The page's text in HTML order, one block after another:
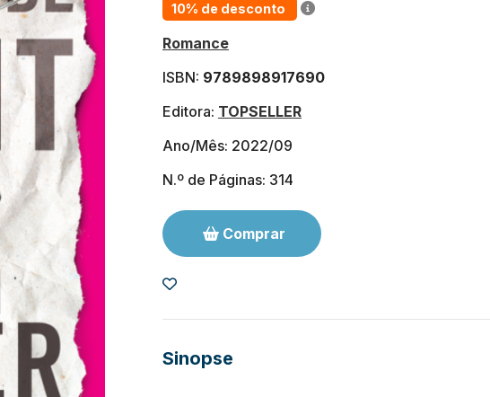
10% de desconto
Romance
ISBN: 9789898917690
Editora: TOPSELLER
Ano/Mês: 2022/09
N.º de Páginas: 314
Comprar
Sinopse